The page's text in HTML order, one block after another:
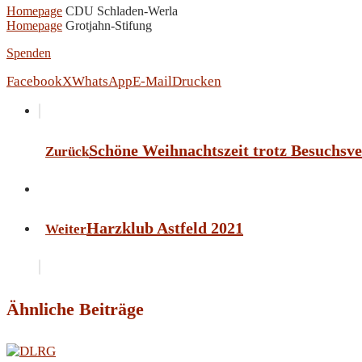
Homepage CDU Schladen-Werla
Homepage Grotjahn-Stifung
Spenden
FacebookXWhatsAppE-MailDrucken
ZurückSchöne Weihnachtszeit trotz
WeiterHarzklub Astfeld 2021
Ähnliche Beiträge